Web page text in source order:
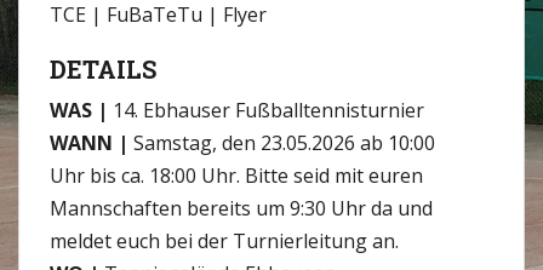
TCE | FuBaTeTu | Flyer
DETAILS
WAS | 14. Ebhauser Fußballtennisturnier
WANN | Samstag, den 23.05.2026 ab 10:00
Uhr bis ca. 18:00 Uhr. Bitte seid mit euren
Mannschaften bereits um 9:30 Uhr da und
meldet euch bei der Turnierleitung an.